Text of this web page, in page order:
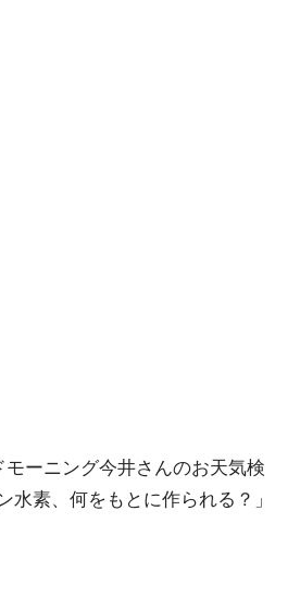
ーニング今井さんのお天気検
水素、何をもとに作られる？」